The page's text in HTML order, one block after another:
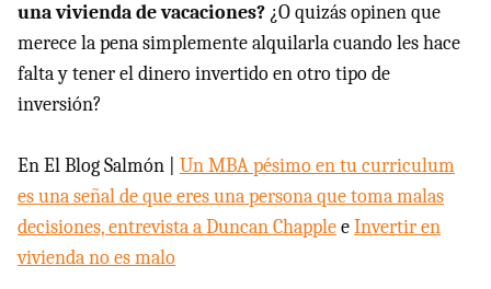
una vivienda de vacaciones? ¿O quizás opinen que
merece la pena simplemente alquilarla cuando les hace
falta y tener el dinero invertido en otro tipo de
inversión?
En El Blog Salmón | Un MBA pésimo en tu curriculum
es una señal de que eres una persona que toma malas
decisiones, entrevista a Duncan ChappleeInvertir en
vivienda no es malo